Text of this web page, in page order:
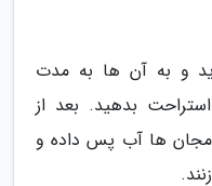
و به آن ها به مدت
استراحت بدهید. بعد از
ها آب پس داده و